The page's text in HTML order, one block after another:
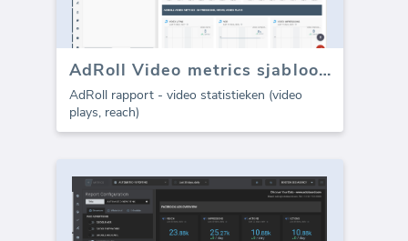
AdRoll Video metrics sjabloon (Rapport)
AdRoll rapport - video statistieken (video
plays, reach)